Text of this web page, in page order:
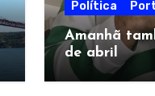
Política
Amanhã
de abril